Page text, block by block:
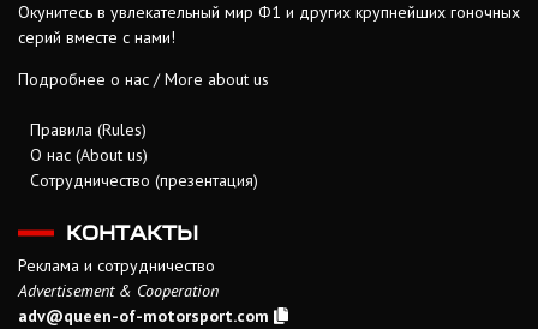
Окунитесь в увлекательный мир Ф1 и других крупнейших гоночных
серий вместе с нами!
Подробнее о нас / More about us
Правила (Rules)
О нас (About us)
Сотрудничество (презентация)
КОНТАКТЫ
Реклама и сотрудничество
Advertisement & Cooperation
adv@queen-of-motorsport.com